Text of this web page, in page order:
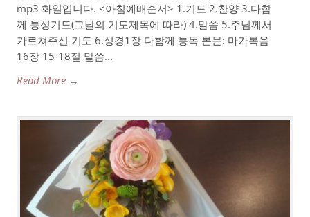
mp3 화일입니다. <아침예배순서> 1.기도 2.찬양 3.다함
께 통성기도(그날의 기도제목에 따라) 4.말씀 5.주님께서
가르쳐주신 기도 6.성경1장 다함께 통독 본문: 마가복음
16장 15-18절 말씀...
Read More →